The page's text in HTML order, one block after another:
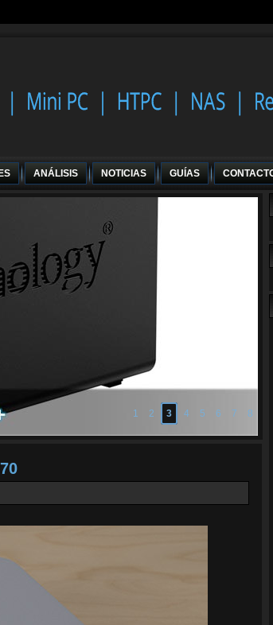
ANÁLISIS NOTICIAS GUÍAS
1 2 3 4 5 6 7 8